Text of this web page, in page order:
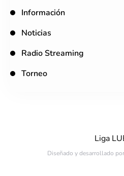
Información
Noticias
Radio Streaming
Torneo
Liga
Diseñado y desarrollado por